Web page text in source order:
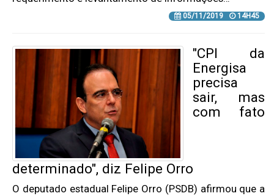
05/11/2019 14H45
"CPI da
Energisa
precisa
sair, mas
com fato
determinado", diz Felipe Orro
O deputado estadual Felipe Orro (PSDB) afirmou que a